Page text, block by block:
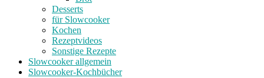
Desserts
für Slowcooker
Kochen
Rezeptvideos
Sonstige Rezepte
Slowcooker allgemein
Slowcooker-Kochbücher